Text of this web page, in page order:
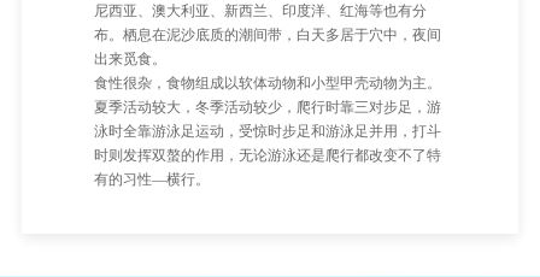
尼西亚、澳大利亚、新西兰、印度洋、红海等也有分
布。栖息在泥沙底质的潮间带，白天多居于穴中，夜间
出来觅食。
食性很杂，食物组成以软体动物和小型甲壳动物为主。
夏季活动较大，冬季活动较少，爬行时靠三对步足，游
泳时全靠游泳足运动，受惊时步足和游泳足并用，打斗
时则发挥双螯的作用，无论游泳还是爬行都改变不了特
有的习性—横行。